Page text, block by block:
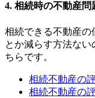
4. 相続時の不動産問
相続できる不動産の
とか減らす方法ない
ちらです。
相続不動産の
相続不動産の